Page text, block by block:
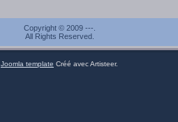
Copyright © 2009 ---.
All Rights Reserved.
Joomla template Créé avec Artisteer.